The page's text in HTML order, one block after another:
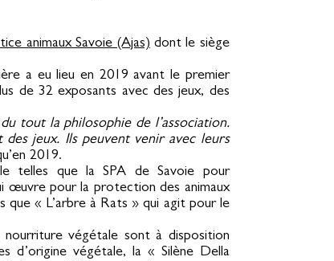
animaux Savoie (Ajas) dont le siège
a eu lieu en 2019 avant le premier
de 32 exposants avec des jeux, des
tout la philosophie de l’association.
des jeux. Ils peuvent venir avec leurs
2019.
telles que la SPA de Savoie pour
œuvre pour la protection des animaux
que « L’arbre à Rats » qui agit pour le
végétale sont à disposition
d’origine végétale, la « Silène Della